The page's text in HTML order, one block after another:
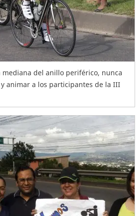
mediana del anillo periférico, nunca
animar a los participantes de la III